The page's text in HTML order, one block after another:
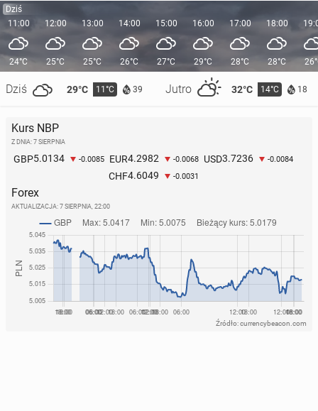
Dziś
11:00
24°C
Dziś 29°C 11°C 39 Jutro 32°C 14°C 18
12:00
25°C
13:00
25°C
14:00
26°C
15:00
27°C
16:00
29°C
17:00
28°C
18:00
28°C
Kurs NBP
Z DNIA: 7 SIERPNIA
GBP5.0134 -0.0085 EUR4.2982 -0.0068 USD3.7236 -0.0084
CHF4.6049 -0.0031
Forex
AKTUALIZACJA: 7 SIERPNIA, 22:00
Źródło: currencybeacon.com